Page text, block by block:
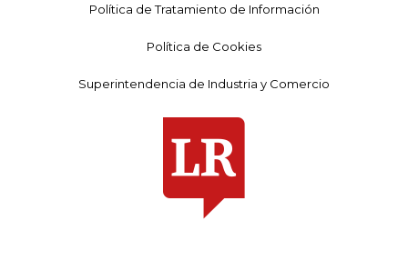
Política de Tratamiento de Información
Política de Cookies
Superintendencia de Industria y Comercio